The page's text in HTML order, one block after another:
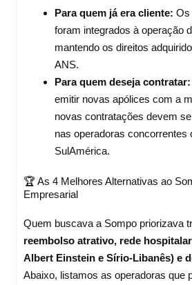
Para quem já era cliente: Os
foram integrados à operação
mantendo os direitos
ANS.
Para quem deseja contratar:
emitir novas apólices com a
novas contratações devem
nas operadoras concorrentes
SulAmérica.
🏆 As 4 Melhores Alternativas ao
Empresarial
Quem buscava a Sompo priorizava
reembolso atrativo, rede
Albert Einstein e Sírio-Libanês) e
Abaixo, listamos as operadoras que